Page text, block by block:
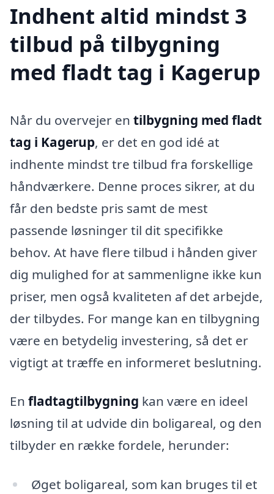
Indhent altid mindst 3
tilbud på tilbygning
med fladt tag i Kagerup
Når du overvejer en tilbygning med fladt
tag i Kagerup, er det en god idé at
indhente mindst tre tilbud fra forskellige
håndværkere. Denne proces sikrer, at du
får den bedste pris samt de mest
passende løsninger til dit specifikke
behov. At have flere tilbud i hånden giver
dig mulighed for at sammenligne ikke kun
priser, men også kvaliteten af det arbejde,
der tilbydes. For mange kan en tilbygning
være en betydelig investering, så det er
vigtigt at træffe en informeret beslutning.
En fladtagtilbygning kan være en ideel
løsning til at udvide din boligareal, og den
tilbyder en række fordele, herunder:
Øget boligareal, som kan bruges til et